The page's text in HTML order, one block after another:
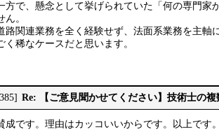
方で、懸念として挙げられていた「何の専門家
ん。
路関連業務を全く経験せず、法面系業務を主軸
く稀なケースだと思います。
Re: 【ご意見聞かせてください】技術士の
成です。理由はカッコいいからです。以上です